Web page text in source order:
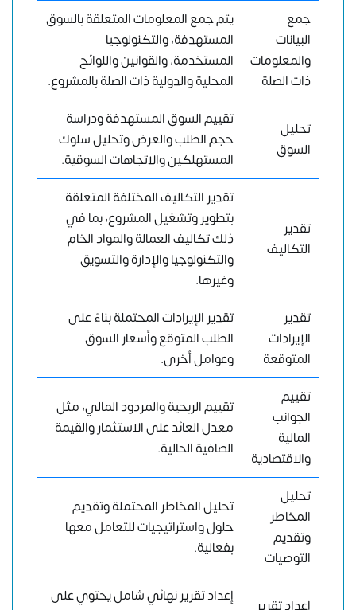
جمع
البيانات
والمعلومات
ذات الصلة
يتم جمع المعلومات المتعلقة بالسوق
المستهدفة، والتكنولوجيا
المستخدمة، والقوانين واللوائح
المحلية والدولية ذات الصلة بالمشروع.
تحليل
السوق
تقييم السوق المستهدفة ودراسة
حجم الطلب والعرض وتحليل سلوك
المستهلكين والاتجاهات السوقية.
تقدير
التكاليف
تقدير التكاليف المختلفة المتعلقة
بتطوير وتشغيل المشروع، بما في
ذلك تكاليف العمالة والمواد الخام
والتكنولوجيا والإدارة والتسويق
وغيرها.
تقدير
الإيرادات
المتوقعة
تقدير الإيرادات المحتملة بناءً على
الطلب المتوقع وأسعار السوق
وعوامل أخرى.
تقييم
الجوانب
المالية
والاقتصادية
تقييم الربحية والمردود المالي، مثل
معدل العائد على الاستثمار والقيمة
الصافية الحالية.
تحليل
المخاطر
وتقديم
التوصيات
تحليل المخاطر المحتملة وتقديم
حلول واستراتيجيات للتعامل معها
بفعالية.
إعداد تقرير نهائي شامل يحتوي على